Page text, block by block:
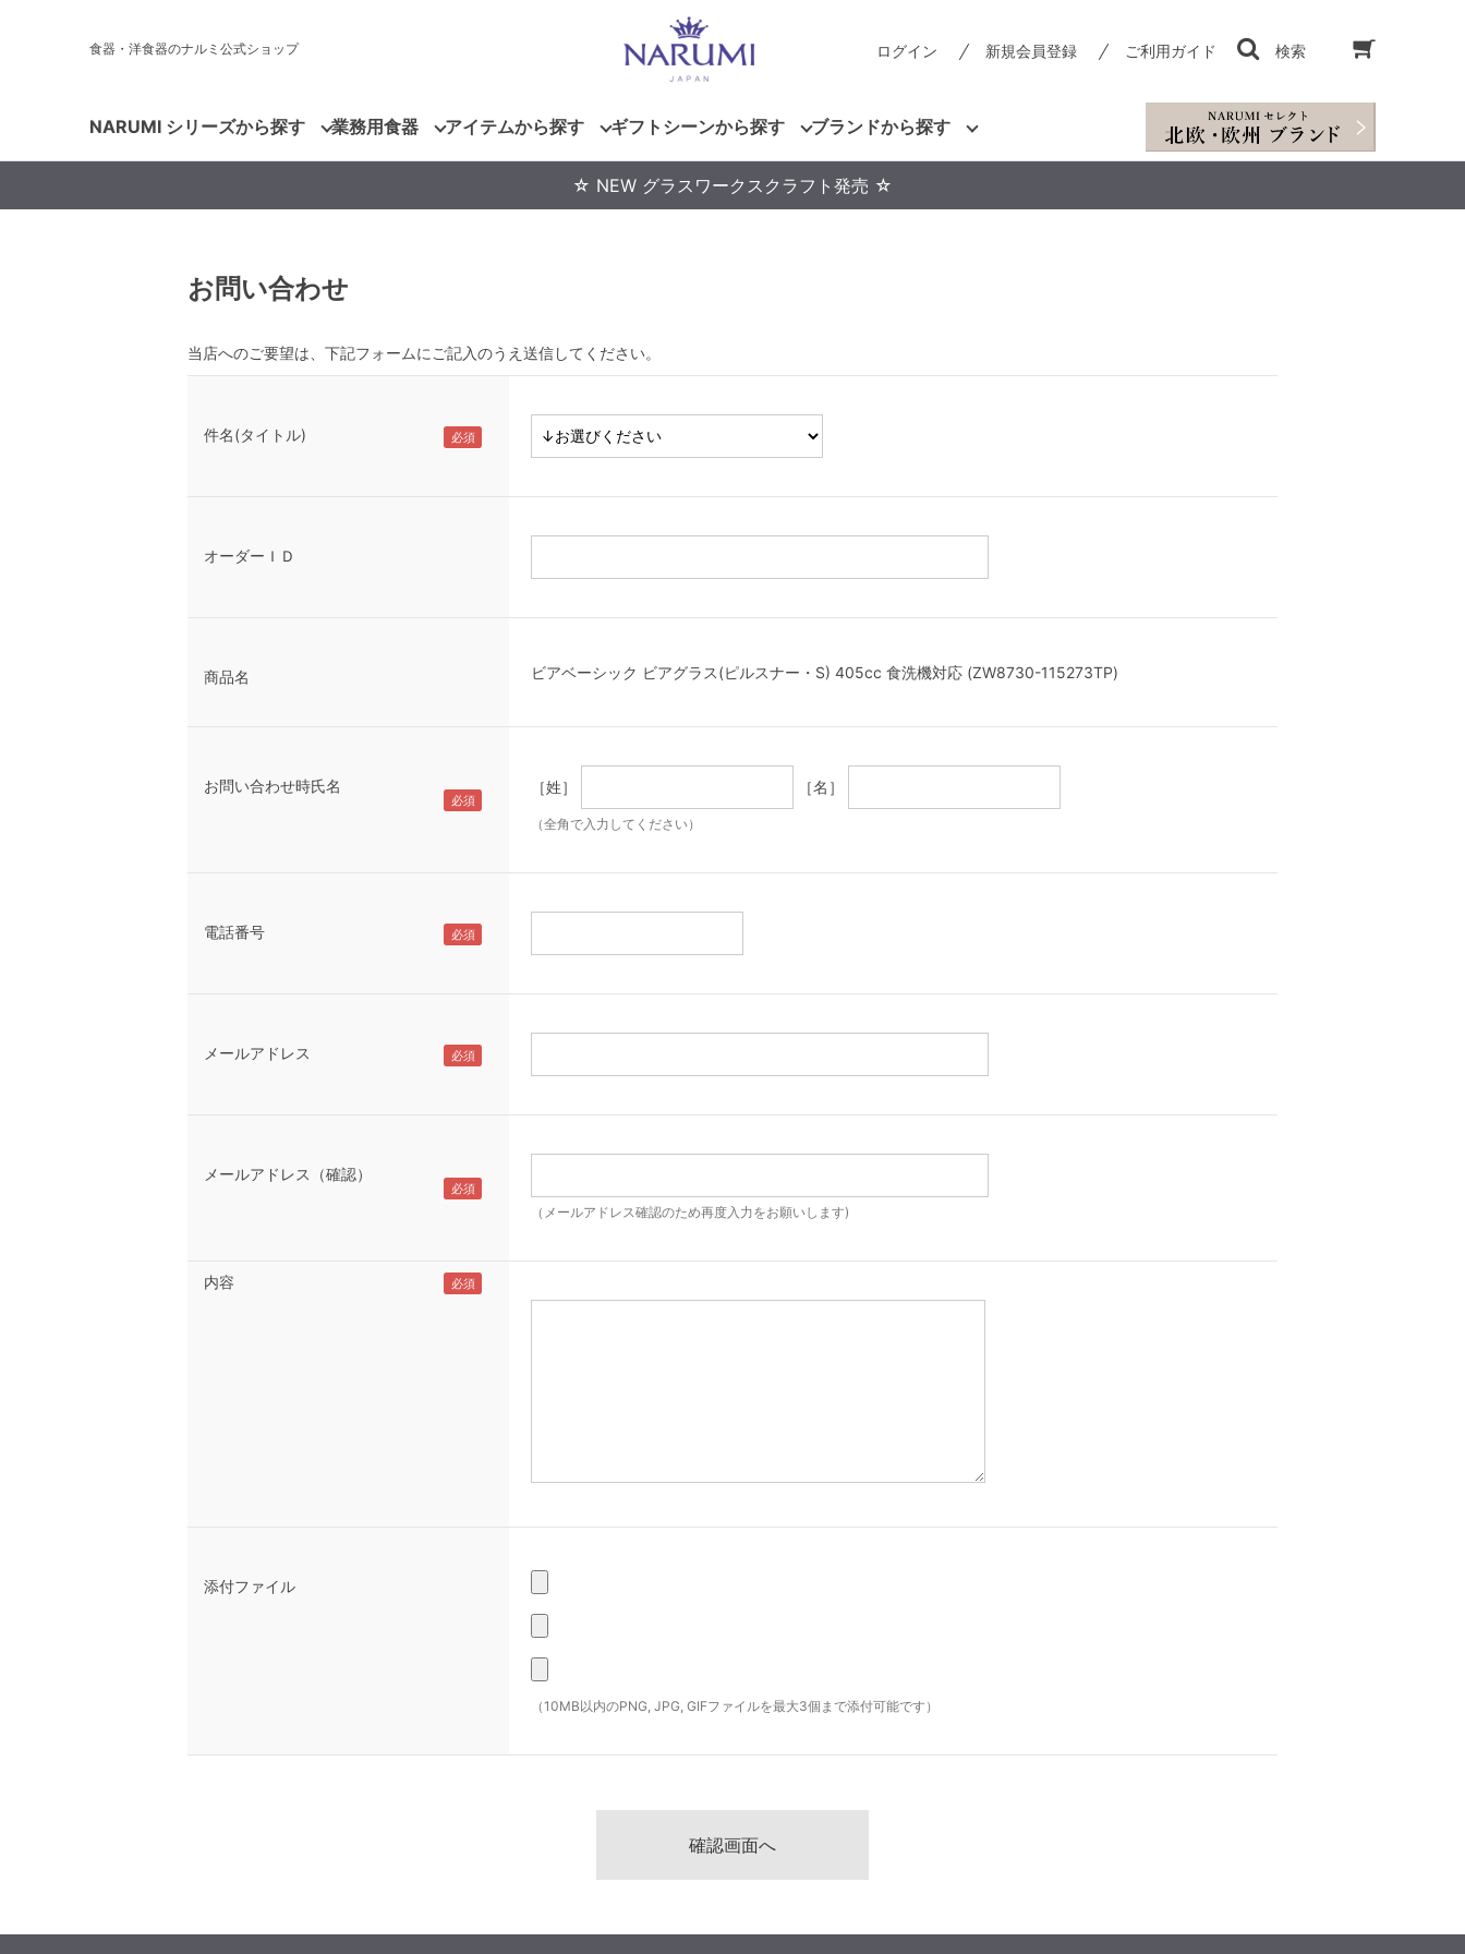
食器・洋食器のナルミ公式ショップ ログイン 新規会員登録 ご利用ガイド 検索
NARUMI シリーズから探す 業務用食器 アイテムから探す ギフトシーンから探す ブランドから探す
☆ NEW グラスワークスクラフト発売 ☆
お問い合わせ
当店へのご要望は、下記フォームにご記入のうえ送信してください。
件名(タイトル)
オーダーＩＤ
商品名 ビアベーシック ビアグラス(ピルスナー・S) 405cc 食洗機対応 (ZW8730-115273TP)
お問い合わせ時氏名 ［姓］ ［名］
（全角で入力してください）
電話番号
メールアドレス
メールアドレス（確認）
（メールアドレス確認のため再度入力をお願いします)
内容
添付ファイル
（10MB以内のPNG, JPG, GIFファイルを最大3個まで添付可能です）